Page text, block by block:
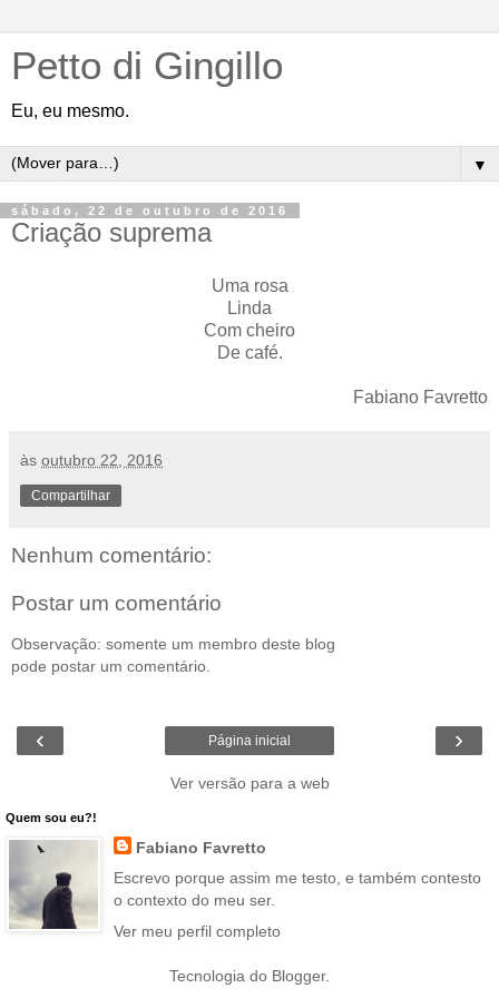
Petto di Gingillo
Eu, eu mesmo.
▼
sábado, 22 de outubro de 2016
Criação suprema
Uma rosa
Linda
Com cheiro
De café.
Fabiano Favretto
às outubro 22, 2016
Compartilhar
Nenhum comentário:
Postar um comentário
Observação: somente um membro deste blog
pode postar um comentário.
‹ ›
Página inicial
Ver versão para a web
Quem sou eu?!
Fabiano Favretto
Escrevo porque assim me testo, e também contesto
o contexto do meu ser.
Ver meu perfil completo
Tecnologia do Blogger.